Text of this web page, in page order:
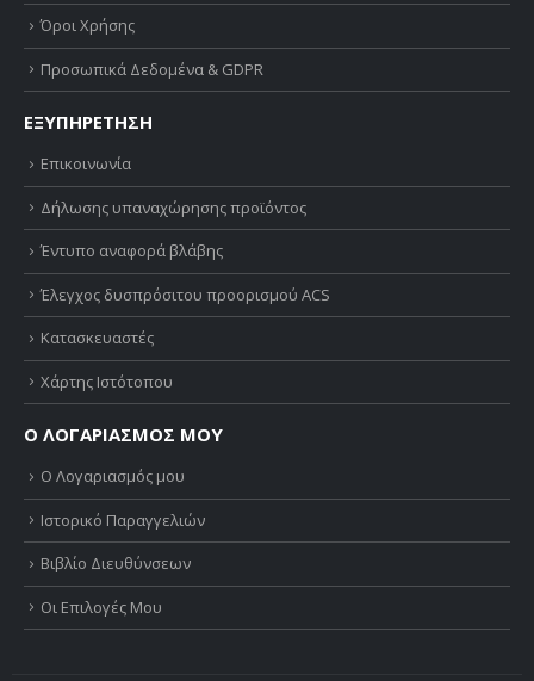
Όροι Χρήσης
Προσωπικά Δεδομένα & GDPR
ΕΞΥΠΗΡΕΤΗΣΗ
Επικοινωνία
Δήλωσης υπαναχώρησης προϊόντος
Έντυπο αναφορά βλάβης
Έλεγχος δυσπρόσιτου προορισμού ACS
Κατασκευαστές
Χάρτης Ιστότοπου
Ο ΛΟΓΑΡΙΑΣΜΟΣ ΜΟΥ
Ο Λογαριασμός μου
Ιστορικό Παραγγελιών
Βιβλίο Διευθύνσεων
Οι Επιλογές Μου